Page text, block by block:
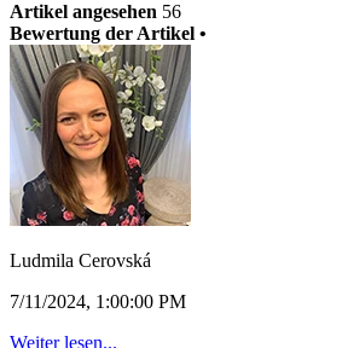
Artikel angesehen 56
Bewertung der Artikel •
Ludmila Cerovská
7/11/2024, 1:00:00 PM
Weiter lesen...